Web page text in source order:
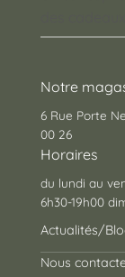
Notre
6 Rue Porte
00 26
Horaires
du lundi au
6h30-19h00
Actualités/
Nous